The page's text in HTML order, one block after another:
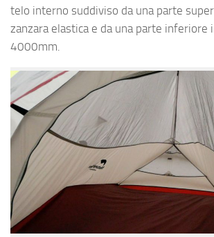
telo interno suddiviso da una parte
zanzara elastica e da una parte inferiore
4000mm.